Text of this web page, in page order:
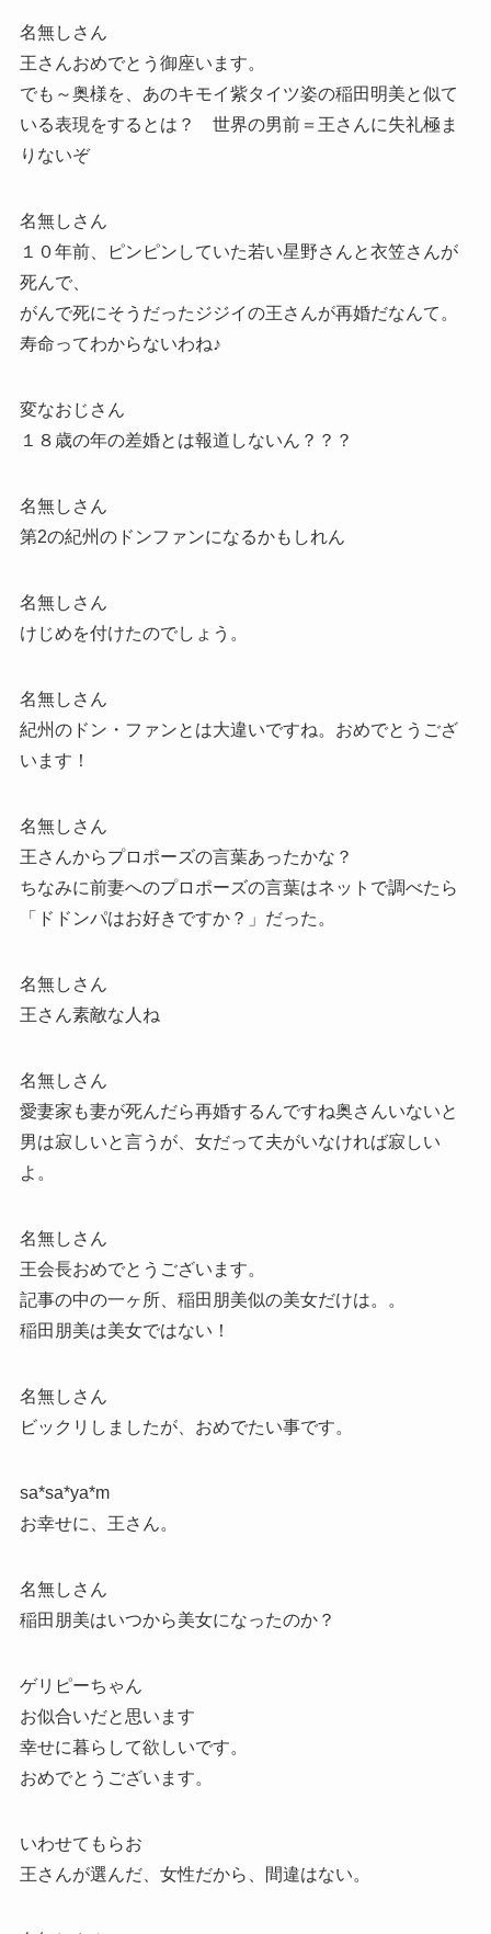
名無しさん
王さんおめでとう御座います。
でも～奥様を、あのキモイ紫タイツ姿の稲田明美と似て
いる表現をするとは？ 世界の男前＝王さんに失礼極ま
りないぞ
名無しさん
１０年前、ピンピンしていた若い星野さんと衣笠さんが
死んで、
がんで死にそうだったジジイの王さんが再婚だなんて。
寿命ってわからないわね♪
変なおじさん
１８歳の年の差婚とは報道しないん？？？
名無しさん
第2の紀州のドンファンになるかもしれん
名無しさん
けじめを付けたのでしょう。
名無しさん
紀州のドン・ファンとは大違いですね。おめでとうござ
います！
名無しさん
王さんからプロポーズの言葉あったかな？
ちなみに前妻へのプロポーズの言葉はネットで調べたら
「ドドンパはお好きですか？」だった。
名無しさん
王さん素敵な人ね
名無しさん
愛妻家も妻が死んだら再婚するんですね奥さんいないと
男は寂しいと言うが、女だって夫がいなければ寂しい
よ。
名無しさん
王会長おめでとうございます。
記事の中の一ヶ所、稲田朋美似の美女だけは。。
稲田朋美は美女ではない！
名無しさん
ビックリしましたが、おめでたい事です。
sa*sa*ya*m
お幸せに、王さん。
名無しさん
稲田朋美はいつから美女になったのか？
ゲリピーちゃん
お似合いだと思います
幸せに暮らして欲しいです。
おめでとうございます。
いわせてもらお
王さんが選んだ、女性だから、間違はない。